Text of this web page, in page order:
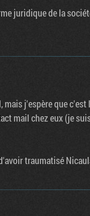
juridique de la
mais j'espère que
mail chez eux (je
traumatisé